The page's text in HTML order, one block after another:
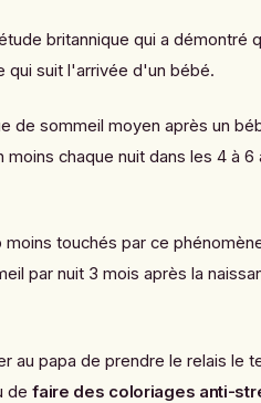
britannique qui a démontré
qui suit l'arrivée d'un bébé.
de sommeil moyen après un
chaque nuit dans les 4 à 6
touchés par ce
par nuit 3 mois après la
au papa de prendre le relais le
defaire des coloriages anti-